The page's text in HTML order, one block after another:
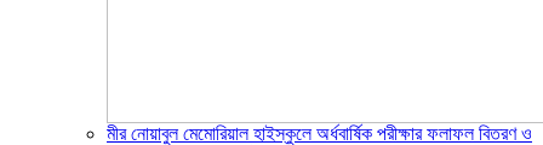
মীর নোয়াবুল মেমোরিয়াল হাইস্কুলে অর্ধবার্ষিক পরীক্ষার ফলাফল বিতরণ ও